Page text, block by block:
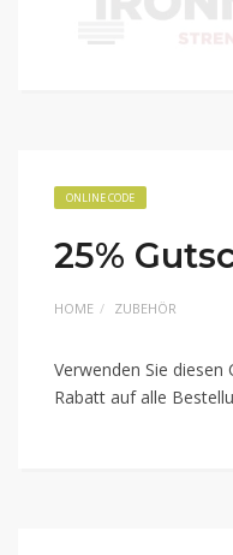
ONLINE CODE
25%
HOME ZUBEHÖR
Verwenden Sie diesen
Rabatt auf alle